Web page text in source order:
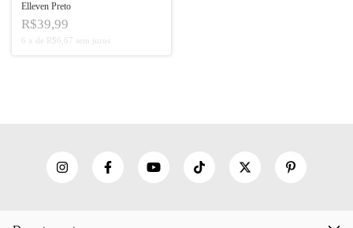
Elleven Preto
R$39,99
6 x R$6,67 sem juros